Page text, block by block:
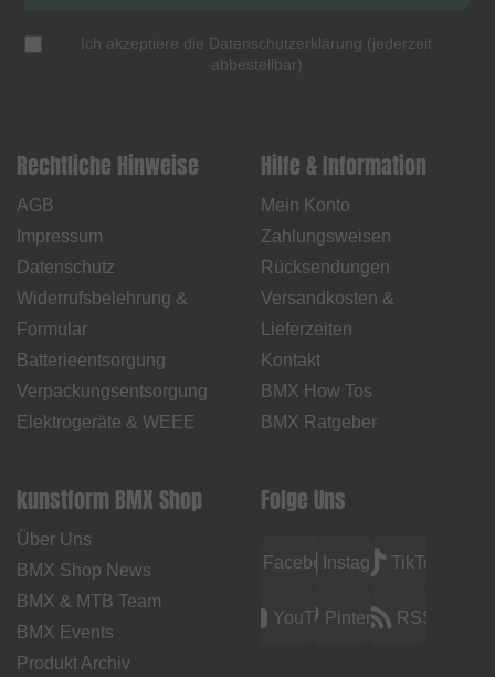
Ich akzeptiere die Datenschutzerklärung (jederzeit
abbestellbar)
Rechtliche Hinweise
AGB
Impressum
Datenschutz
Widerrufsbelehrung &
Formular
Batterieentsorgung
Verpackungsentsorgung
Elektrogeräte & WEEE
Hilfe & Information
Mein Konto
Zahlungsweisen
Rücksendungen
Versandkosten &
Lieferzeiten
Kontakt
BMX How Tos
BMX Ratgeber
kunstform BMX Shop
Über Uns
BMX Shop News
BMX & MTB Team
BMX Events
Produkt Archiv
Folge Uns
FacebookInstagramTikTok
YouTubePinterest RSS